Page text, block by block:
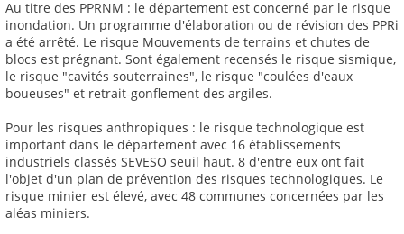
Au titre des PPRNM : le département est concerné par le risque
inondation. Un programme d'élaboration ou de révision des PPRi
a été arrêté. Le risque Mouvements de terrains et chutes de
blocs est prégnant. Sont également recensés le risque sismique,
le risque "cavités souterraines", le risque "coulées d'eaux
boueuses" et retrait-gonflement des argiles.
Pour les risques anthropiques : le risque technologique est
important dans le département avec 16 établissements
industriels classés SEVESO seuil haut. 8 d'entre eux ont fait
l'objet d'un plan de prévention des risques technologiques. Le
risque minier est élevé, avec 48 communes concernées par les
aléas miniers.